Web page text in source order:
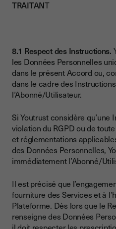
TRAITANT
8.1 Respect des Instructions.
les Données Personnelles
dans le présent Accord ou,
dans le cadre des
l’Abonné/Utilisateur.
Si Youtrust considère
violation du RGPD ou de
et réglementations
des Données Personnelles,
immédiatement l’Abonné/
Il est précisé que
fourniture des Services et à
Plateforme. Dès lors que le
renseigne des Données